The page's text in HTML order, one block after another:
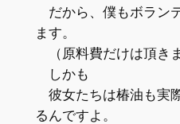
だから、僕もボラン
ます。
（原料費だけは頂き
しかも
彼女たちは椿油も実
るんですよ。